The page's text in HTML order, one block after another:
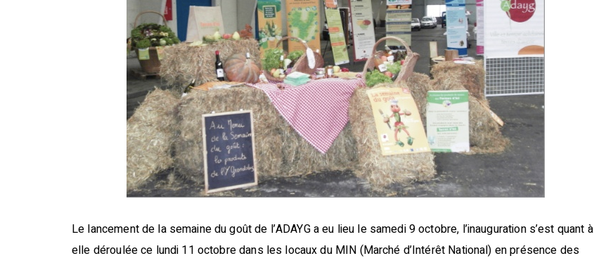
Le lancement de la semaine du goût de l’ADAYG a eu lieu le samedi 9 octobre, l’inauguration s’est quant à
elle déroulée ce lundi 11 octobre dans les locaux du MIN (Marché d’Intérêt National) en présence des